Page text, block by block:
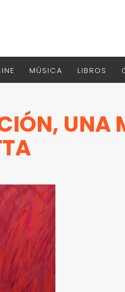
MÚSICA LIBROS
UNA